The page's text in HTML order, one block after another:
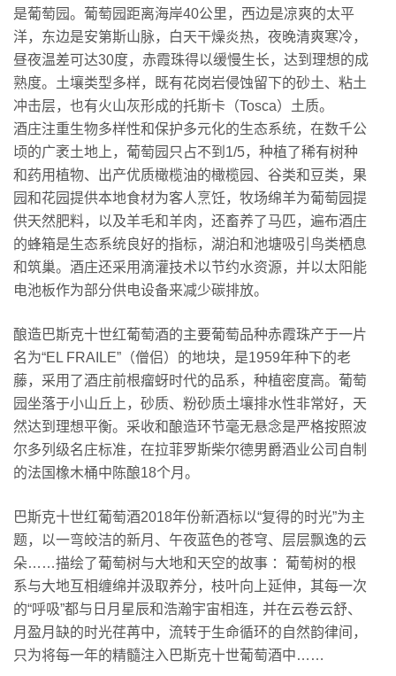
是葡萄园。葡萄园距离海岸40公里，西边是凉爽的太平
洋，东边是安第斯山脉，白天干燥炎热，夜晚清爽寒冷，
昼夜温差可达30度，赤霞珠得以缓慢生长，达到理想的成
熟度。土壤类型多样，既有花岗岩侵蚀留下的砂土、粘土
冲击层，也有火山灰形成的托斯卡（Tosca）土质。
酒庄注重生物多样性和保护多元化的生态系统，在数千公
顷的广袤土地上，葡萄园只占不到1/5，种植了稀有树种
和药用植物、出产优质橄榄油的橄榄园、谷类和豆类，果
园和花园提供本地食材为客人烹饪，牧场绵羊为葡萄园提
供天然肥料，以及羊毛和羊肉，还畜养了马匹，遍布酒庄
的蜂箱是生态系统良好的指标，湖泊和池塘吸引鸟类栖息
和筑巢。酒庄还采用滴灌技术以节约水资源，并以太阳能
电池板作为部分供电设备来减少碳排放。
酿造巴斯克十世红葡萄酒的主要葡萄品种赤霞珠产于一片
名为“EL FRAILE”（僧侣）的地块，是1959年种下的老
藤，采用了酒庄前根瘤蚜时代的品系，种植密度高。葡萄
园坐落于小山丘上，砂质、粉砂质土壤排水性非常好，天
然达到理想平衡。采收和酿造环节毫无悬念是严格按照波
尔多列级名庄标准，在拉菲罗斯柴尔德男爵酒业公司自制
的法国橡木桶中陈酿18个月。
巴斯克十世红葡萄酒2018年份新酒标以“复得的时光”为主
题，以一弯皎洁的新月、午夜蓝色的苍穹、层层飘逸的云
朵……描绘了葡萄树与大地和天空的故事 ：葡萄树的根
系与大地互相缠绵并汲取养分，枝叶向上延伸，其每一次
的“呼吸”都与日月星辰和浩瀚宇宙相连，并在云卷云舒、
月盈月缺的时光荏苒中，流转于生命循环的自然韵律间，
只为将每一年的精髓注入巴斯克十世葡萄酒中……